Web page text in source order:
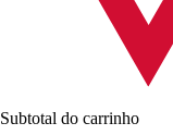
Subtotal do carrinho